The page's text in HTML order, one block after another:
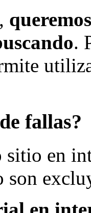
.
fallas?
en
son